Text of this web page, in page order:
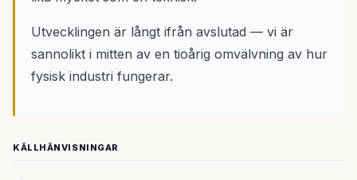
Utvecklingen är långt ifrån avslutad — vi är
sannolikt i mitten av en tioårig omvälvning av hur
fysisk industri fungerar.
KÄLLHÄNVISNINGAR